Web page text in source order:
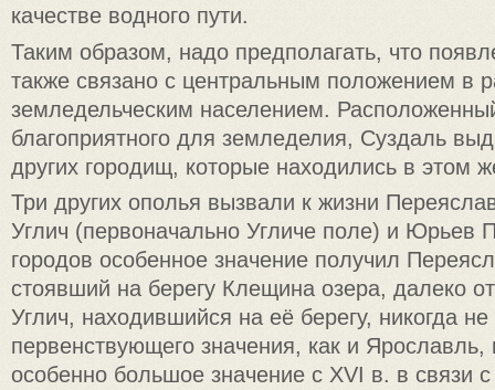
качестве водного пути.
Таким образом, надо предполагать, что
также связано с центральным положением в
земледельческим населением.
благоприятного для земледелия, Суздаль
других городищ, которые находились в этом
Три других ополья вызвали к жизни
Углич (первоначально Угличе поле) и Юрьев
городов особенное значение получил
стоявший на берегу Клещина озера, далеко
Углич, находившийся на её берегу, никогда
первенствующего значения, как и
особенно большое значение с XVI в. в связи с